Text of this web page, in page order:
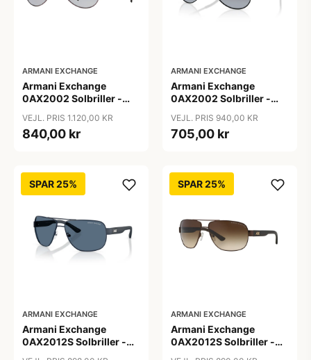
ARMANI EXCHANGE
Armani Exchange
0AX2002 Solbriller -
Polariserede Linser
VEJL. PRIS 1.120,00 KR
840,00 kr
ARMANI EXCHANGE
Armani Exchange
0AX2002 Solbriller -
VEJL. PRIS 940,00 KR
705,00 kr
SPAR 25%
ARMANI EXCHANGE
Armani Exchange
0AX2012S Solbriller -
SPAR 25%
ARMANI EXCHANGE
Armani Exchange
0AX2012S Solbriller -